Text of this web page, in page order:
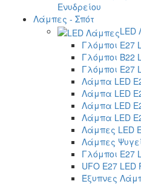
Ενυδρείου
Λάμπες - Σπότ
LED
Γλόμποι E27
Γλόμποι B22
Γλόμποι E27
Λάμπα LED
Λάμπα LED
Λάμπα LED
Λάμπα LED
Λάμπες LED
Λάμπες
Γλόμποι E27
UFO E27 LED
Έξυπνες